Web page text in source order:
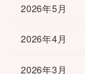
2026年5月
2026年4月
2026年3月